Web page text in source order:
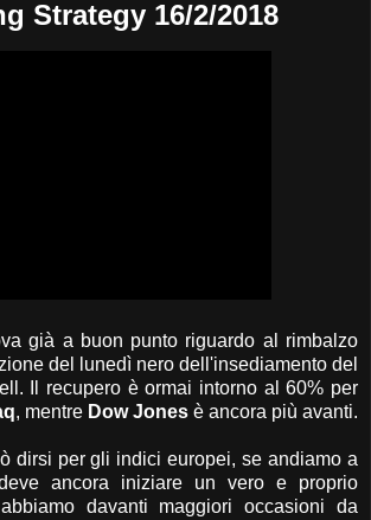
Strategy 16/2/2018
già a buon punto riguardo al rimbalzo
del lunedì nero dell'insediamento del
Il recupero è ormai intorno al 60% per
, mentre Dow Jones è ancora più avanti.
dirsi per gli indici europei, se andiamo a
ancora iniziare un vero e proprio
davanti maggiori occasioni da